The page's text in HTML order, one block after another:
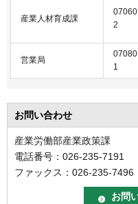
産業人材育成課
07060
2
営業局
07080
1
お問い合わせ
産業労働部産業政策課
電話番号：026-235-7191
ファックス：026-235-7496